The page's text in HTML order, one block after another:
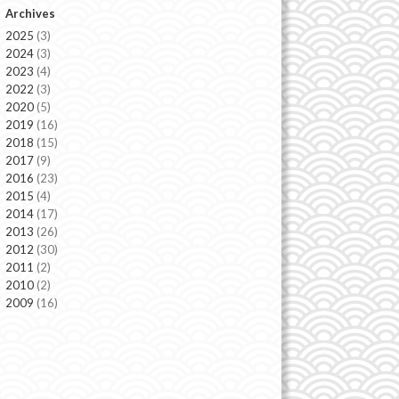
Archives
2025 (3)
2024 (3)
2023 (4)
2022 (3)
2020(5)
2019 (16)
2018 (15)
2017(9)
2016 (23)
2015 (4)
2014(17)
2013 (26)
2012 (30)
2011 (2)
2010(2)
2009 (16)